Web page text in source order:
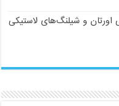
اورتان و شیلنگ‌های لاستیکی